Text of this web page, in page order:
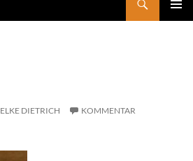
ELKE DIETRICH
KOMMENTAR